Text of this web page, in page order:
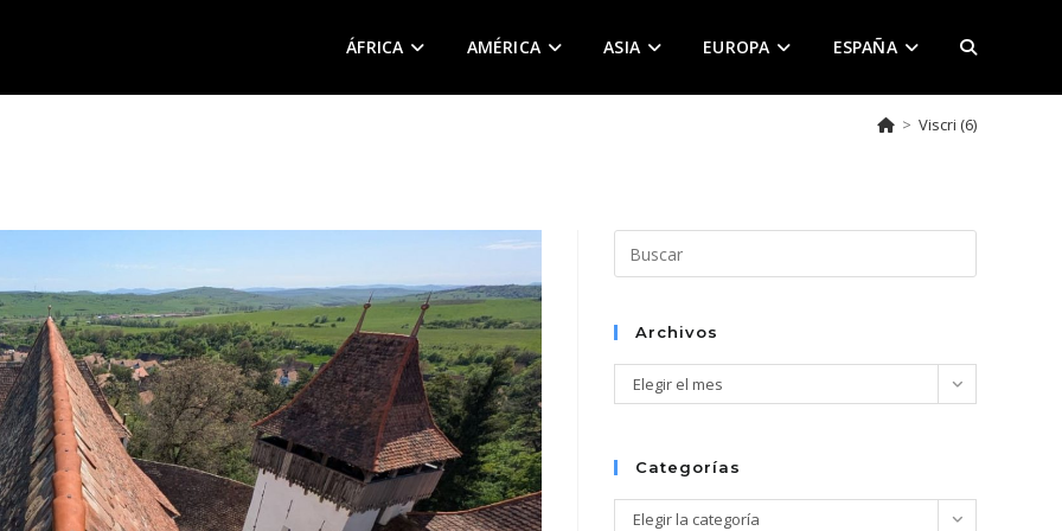
ÁFRICA AMÉRICA ASIA EUROPA ESPAÑA ALTERNAR
DE
> Viscri (6)
Escape
el
Archivos
Archivos
Elegir el mes
Categorías
Categorías
Elegir la categoría